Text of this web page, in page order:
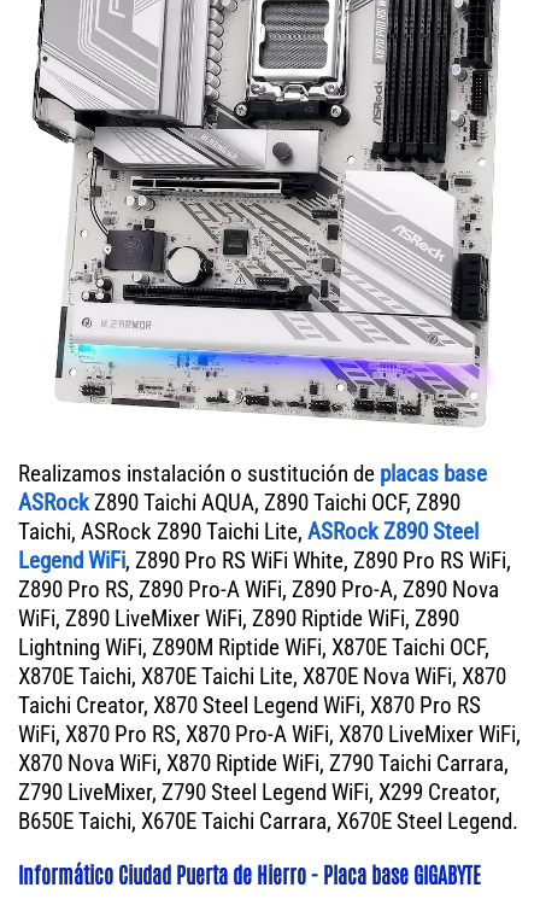
Realizamos instalación o sustitución de placas base
ASRockZ890 Taichi AQUA, Z890 Taichi OCF, Z890
Taichi, ASRock Z890 Taichi Lite, ASRock Z890 Steel
Legend WiFi, Z890 Pro RS WiFi White, Z890 Pro RS WiFi,
Z890 Pro RS, Z890 Pro-A WiFi, Z890 Pro-A, Z890 Nova
WiFi, Z890 LiveMixer WiFi, Z890 Riptide WiFi, Z890
Lightning WiFi, Z890M Riptide WiFi, X870E Taichi OCF,
X870E Taichi, X870E Taichi Lite, X870E Nova WiFi, X870
Taichi Creator, X870 Steel Legend WiFi, X870 Pro RS
WiFi, X870 Pro RS, X870 Pro-A WiFi, X870 LiveMixer WiFi,
X870 Nova WiFi, X870 Riptide WiFi, Z790 Taichi Carrara,
Z790 LiveMixer, Z790 Steel Legend WiFi, X299 Creator,
B650E Taichi, X670E Taichi Carrara, X670E Steel Legend.
Informático Ciudad Puerta de Hierro - Placa base GIGABYTE